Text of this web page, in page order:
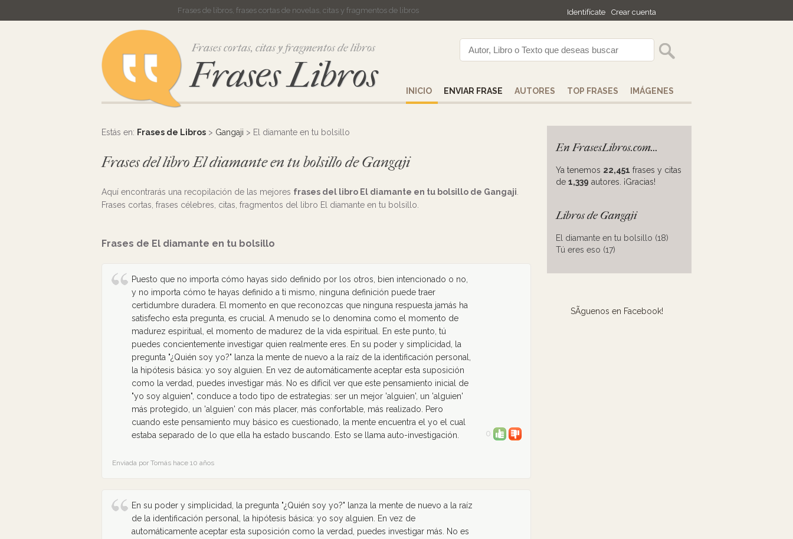
Identifícate Crear cuenta
Frases de libros, frases cortas de novelas, citas y fragmentos de libros
Frases cortas, citas y fragmentos de libros
Frases Libros INICIO ENVIAR FRASE AUTORES TOP FRASES IMÁGENES
Estás en: Frases de Libros > Gangaji > El diamante en tu bolsillo
Frases del libro El diamante en tu bolsillo de Gangaji
Aquí encontrarás una recopilación de las mejores frases del libro El diamante en tu bolsillo de Gangaji
Frases cortas, frases célebres, citas, fragmentos del libro El diamante en tu bolsillo.
Frases de El diamante en tu bolsillo
Puesto que no importa cómo hayas sido definido por los otros, bien intencionado o no,
y no importa cómo te hayas definido a ti mismo, ninguna definición puede traer
certidumbre duradera. El momento en que reconozcas que ninguna respuesta jamás ha
satisfecho esta pregunta, es crucial. A menudo se lo denomina como el momento de
madurez espiritual, el momento de madurez de la vida espiritual. En este punto, tú
puedes concientemente investigar quien realmente eres. En su poder y simplicidad, la
pregunta "¿Quién soy yo?" lanza la mente de nuevo a la raíz de la identificación personal,
la hipótesis básica: yo soy alguien. En vez de automáticamente aceptar esta suposición
como la verdad, puedes investigar más. No es difícil ver que este pensamiento inicial de
"yo soy alguien", conduce a todo tipo de estrategias: ser un mejor 'alguien', un 'alguien'
más protegido, un 'alguien' con más placer, más confortable, más realizado. Pero
cuando este pensamiento muy básico es cuestionado, la mente encuentra el yo el cual
estaba separado de lo que ella ha estado buscando. Esto se llama auto-investigación.
0
Enviada por Tomás hace 10 años
En su poder y simplicidad, la pregunta "¿Quién soy yo?" lanza la mente de nuevo a la raíz
de la identificación personal, la hipótesis básica: yo soy alguien. En vez de
automáticamente aceptar esta suposición como la verdad, puedes investigar más. No es
En FrasesLibros.com...
Ya tenemos 22,451 frases y citas
de 1,339 autores. ¡Gracias!
Libros de Gangaji
El diamante en tu bolsillo (18)
Tú eres eso (17)
SÃ­guenos en Facebook!